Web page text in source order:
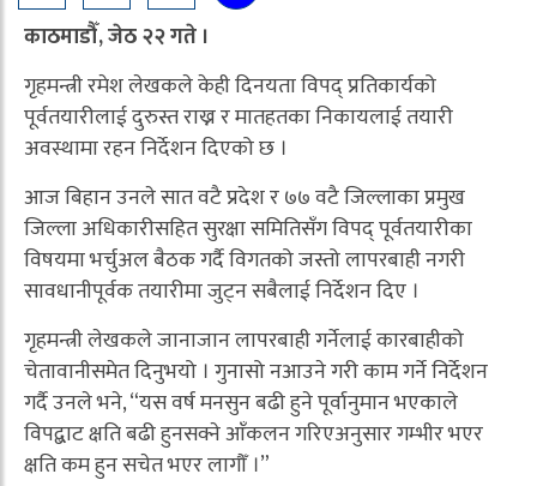
काठमाडौँ, जेठ २२ गते ।
गृहमन्त्री रमेश लेखकले केही दिनयता विपद् प्रतिकार्यको
पूर्वतयारीलाई दुरुस्त राख्न र मातहतका निकायलाई तयारी
अवस्थामा रहन निर्देशन दिएको छ ।
आज बिहान उनले सात वटै प्रदेश र ७७ वटै जिल्लाका प्रमुख
जिल्ला अधिकारीसहित सुरक्षा समितिसँग विपद् पूर्वतयारीका
विषयमा भर्चुअल बैठक गर्दै विगतको जस्तो लापरबाही नगरी
सावधानीपूर्वक तयारीमा जुट्न सबैलाई निर्देशन दिए ।
गृहमन्त्री लेखकले जानाजान लापरबाही गर्नेलाई कारबाहीको
चेतावानीसमेत दिनुभयो । गुनासो नआउने गरी काम गर्ने निर्देशन
गर्दै उनले भने, “यस वर्ष मनसुन बढी हुने पूर्वानुमान भएकाले
विपद्बाट क्षति बढी हुनसक्ने आँकलन गरिएअनुसार गम्भीर भएर
क्षति कम हुन सचेत भएर लागौँ ।”